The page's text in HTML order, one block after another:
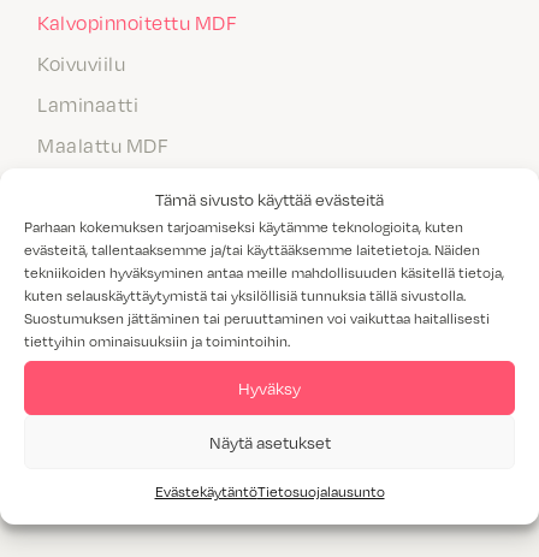
Tämä sivusto käyttää evästeitä
Parhaan kokemuksen tarjoamiseksi käytämme teknologioita, kuten
evästeitä, tallentaaksemme ja/tai käyttääksemme laitetietoja. Näiden
tekniikoiden hyväksyminen antaa meille mahdollisuuden käsitellä tietoja,
kuten selauskäyttäytymistä tai yksilöllisiä tunnuksia tällä sivustolla.
Suostumuksen jättäminen tai peruuttaminen voi vaikuttaa haitallisesti
tiettyihin ominaisuuksiin ja toimintoihin.
Hyväksy
Näytä asetukset
EvästekäytäntöTietosuojalausunto
Kalvopinnoitettu MDF
Koivuviilu
Laminaatti
Maalattu MDF
Melamiini
Tammiviilu
M1-luokitus
Valitettavasti annetuilla hakukriteereillä ei löytynyt yhtään
tuotetta.